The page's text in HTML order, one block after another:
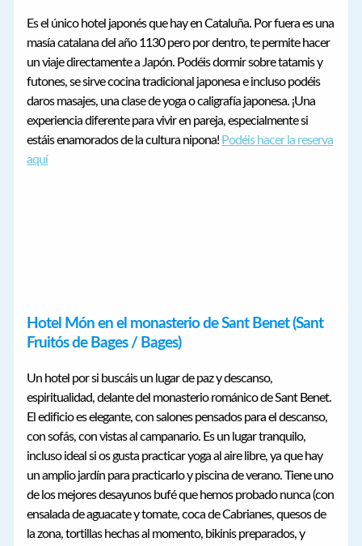
Es el único hotel japonés que hay en Cataluña. Por fuera es una
masía catalana del año 1130 pero por dentro, te permite hacer
un viaje directamente a Japón. Podéis dormir sobre tatamis y
futones, se sirve cocina tradicional japonesa e incluso podéis
daros masajes, una clase de yoga o caligrafía japonesa. ¡Una
experiencia diferente para vivir en pareja, especialmente si
estáis enamorados de la cultura nipona! Podéis hacer la reserva
aquí
Hotel Món en el monasterio de Sant Benet (Sant
Fruitós de Bages / Bages)
Un hotel por si buscáis un lugar de paz y descanso,
espiritualidad, delante del monasterio románico de Sant Benet.
El edificio es elegante, con salones pensados para el descanso,
con sofás, con vistas al campanario. Es un lugar tranquilo,
incluso ideal si os gusta practicar yoga al aire libre, ya que hay
un amplio jardín para practicarlo y piscina de verano. Tiene uno
de los mejores desayunos bufé que hemos probado nunca (con
ensalada de aguacate y tomate, coca de Cabrianes, quesos de
la zona, tortillas hechas al momento, bikinis preparados, y